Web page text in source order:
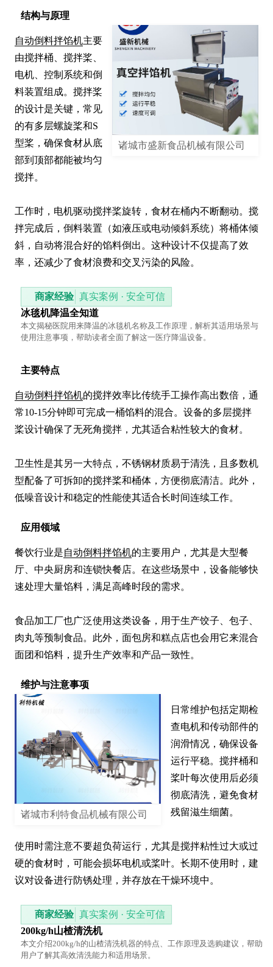
结构与原理
诸城市盛新食品机械有限公司
自动倒料拌馅机主要
由搅拌桶、搅拌桨、
电机、控制系统和倒
料装置组成。搅拌桨
的设计是关键，常见
的有多层螺旋桨和S
型桨，确保食材从底
部到顶部都能被均匀
搅拌。
工作时，电机驱动搅拌桨旋转，食材在桶内不断翻动。搅
拌完成后，倒料装置（如液压或电动倾斜系统）将桶体倾
斜，自动将混合好的馅料倒出。这种设计不仅提高了效
率，还减少了食材浪费和交叉污染的风险。
商家经验 真实案例 · 安全可信
冰毯机降温全知道
本文揭秘医院用来降温的冰毯机名称及工作原理，解析其适用场景与
使用注意事项，帮助读者全面了解这一医疗降温设备。
主要特点
自动倒料拌馅机的搅拌效率比传统手工操作高出数倍，通
常10-15分钟即可完成一桶馅料的混合。设备的多层搅拌
桨设计确保了无死角搅拌，尤其适合粘性较大的食材。
卫生性是其另一大特点，不锈钢材质易于清洗，且多数机
型配备了可拆卸的搅拌桨和桶体，方便彻底清洁。此外，
低噪音设计和稳定的性能使其适合长时间连续工作。
应用领域
餐饮行业是自动倒料拌馅机的主要用户，尤其是大型餐
厅、中央厨房和连锁快餐店。在这些场景中，设备能够快
速处理大量馅料，满足高峰时段的需求。
食品加工厂也广泛使用这类设备，用于生产饺子、包子、
肉丸等预制食品。此外，面包房和糕点店也会用它来混合
面团和馅料，提升生产效率和产品一致性。
维护与注意事项
诸城市利特食品机械有限公司
日常维护包括定期检
查电机和传动部件的
润滑情况，确保设备
运行平稳。搅拌桶和
桨叶每次使用后必须
彻底清洗，避免食材
残留滋生细菌。
使用时需注意不要超负荷运行，尤其是搅拌粘性过大或过
硬的食材时，可能会损坏电机或桨叶。长期不使用时，建
议对设备进行防锈处理，并存放在干燥环境中。
商家经验 真实案例 · 安全可信
200kg/h山楂清洗机
本文介绍200kg/h的山楂清洗机器的特点、工作原理及选购建议，帮助
用户了解其高效清洗能力和适用场景。